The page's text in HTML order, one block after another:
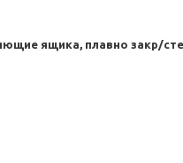
ящика, плавно закр/